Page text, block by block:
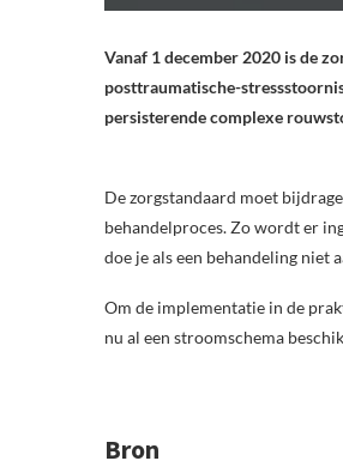
Vanaf 1 december 2020 is de
posttraumatische-
persisterende complexe
De zorgstandaard moet
behandelproces. Zo wordt er
doe je als een behandeling niet
Om de implementatie in de
nu al een stroomschema
Bron